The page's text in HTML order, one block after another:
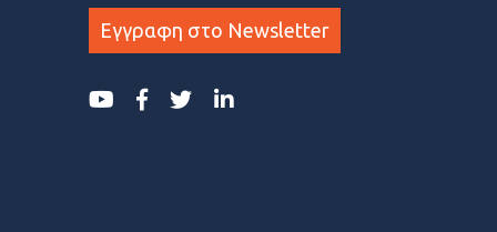
Εγγραφη στο Newsletter